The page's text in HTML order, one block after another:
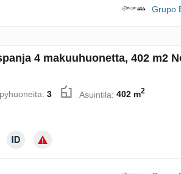
Grupo
4 makuuhuonetta, 402 m2
3 Asuintila: 402 m2